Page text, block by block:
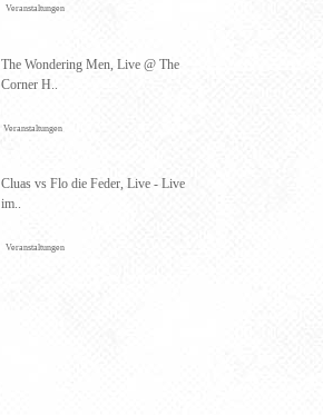
Veranstaltungen
The Wondering Men, Live @ The
Corner H..
Veranstaltungen
Cluas vs Flo die Feder, Live - Live
im..
Veranstaltungen